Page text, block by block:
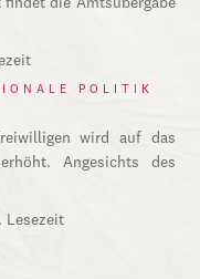
die Amtsübergabe
POLITIK
wird auf das
Angesichts des
Lesezeit